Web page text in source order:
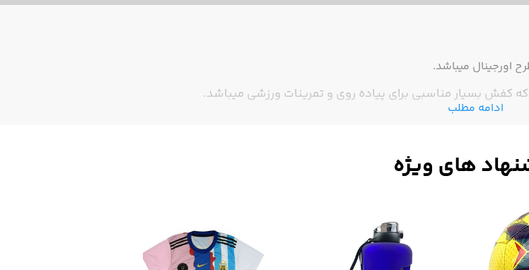
اورجینال میباشد.
کفش بسیار مناسبی برای پیاده روی و تمرینات ورزشی میباشد.
ادامه مطلب